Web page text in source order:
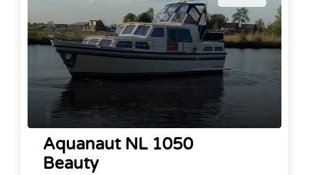
Aquanaut NL 1050
Beauty